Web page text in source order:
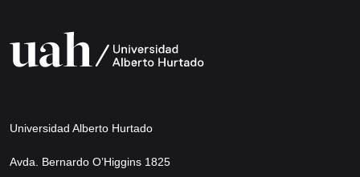
Universidad Alberto Hurtado
Avda. Bernardo O’Higgins 1825